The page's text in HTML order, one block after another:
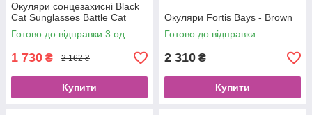
Окуляри сонцезахисні Black
Cat Sunglasses Battle Cat
Готово до відправки 3 од.
1 730 ₴ 2 162 ₴
Купити
Окуляри Fortis Bays - Brown
Готово до відправки
2 310 ₴
Купити